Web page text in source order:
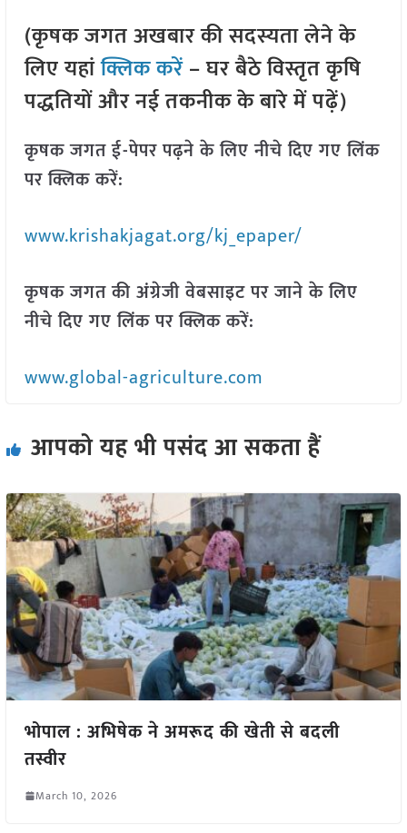
(कृषक जगत अखबार की सदस्यता लेने के
लिए यहांक्लिक करें– घर बैठे विस्तृत कृषि
पद्धतियों और नई तकनीक के बारे में पढ़ें)
कृषक जगत ई-पेपर पढ़ने के लिए नीचे दिए गए लिंक
पर क्लिक करें:
www.krishakjagat.org/kj_epaper/
कृषक जगत की अंग्रेजी वेबसाइट पर जाने के लिए
नीचे दिए गए लिंक पर क्लिक करें:
www.global-agriculture.com
आपको यह भी पसंद आ सकता हैं
भोपाल : अभिषेक ने अमरूद की खेती से बदली
तस्वीर
March 10, 2026